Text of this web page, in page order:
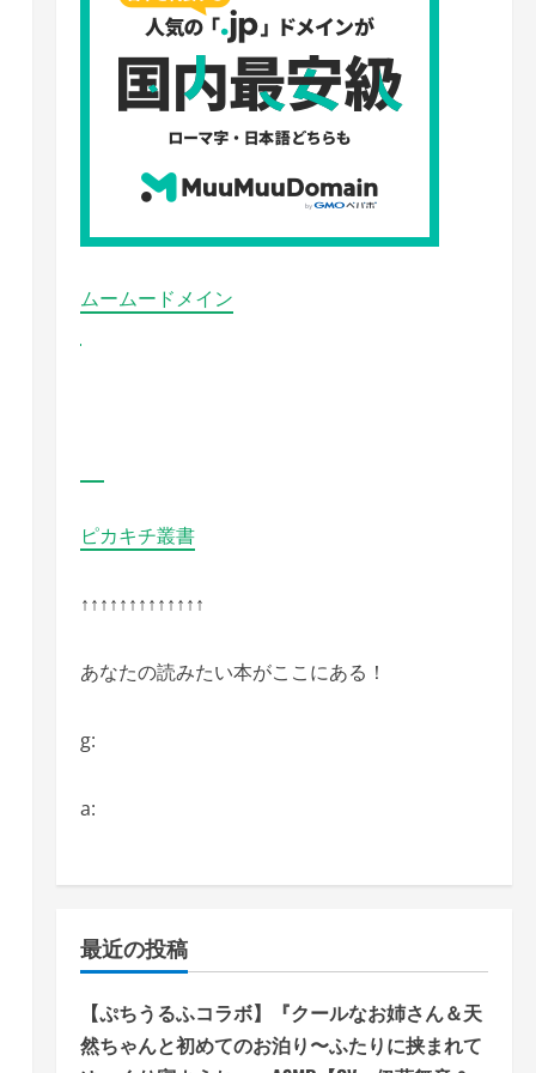
ムームードメイン
ピカキチ叢書
↑↑↑↑↑↑↑↑↑↑↑↑↑
あなたの読みたい本がここにある！
g:
a:
最近の投稿
【ぷちうるふコラボ】『クールなお姉さん＆天
然ちゃんと初めてのお泊り〜ふたりに挟まれて